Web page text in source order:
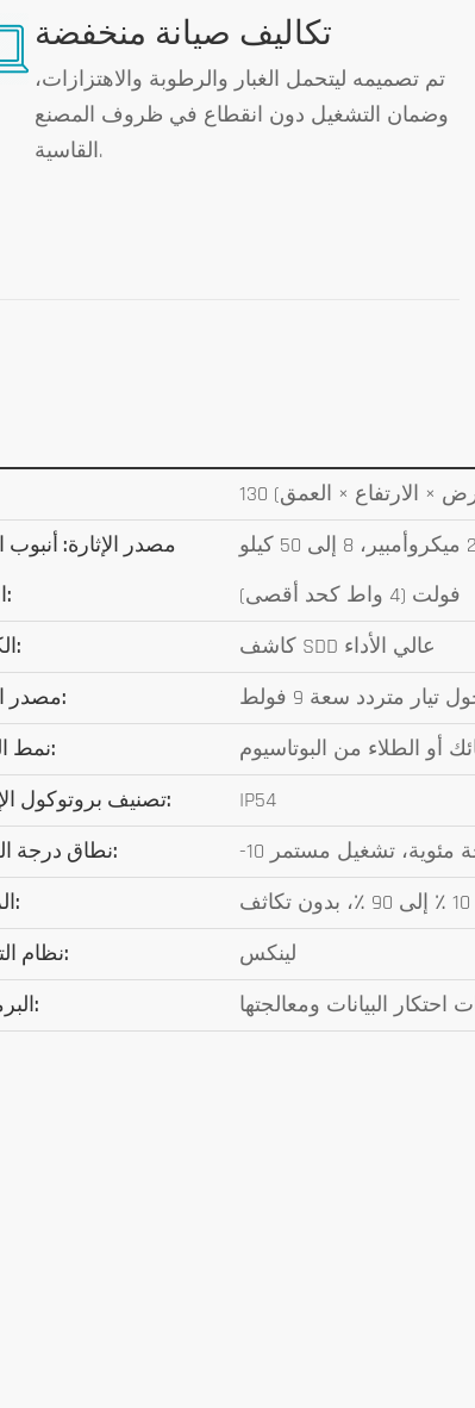
تكاليف صيانة منخفضة
تم تصميمه ليتحمل الغبار والرطوبة والاهتزازات،
وضمان التشغيل دون انقطاع في ظروف المصنع
القاسية.
مصدر الإثارة: أنبوب
السينية:
أنود روديوم أو تنغستن مستهدف (محسن للاستخدام)، 5 إلى 200 ميكروأمبير، 8 إلى 50 كيلو
فولت (4 واط كحد أقصى)
الكاشف:
كاشف SDD عالي الأداء
مصدر الطاقة:
تيار متردد سعة 9 فولط
نمط التحليل:
تصنيف بروتوكول الإنترنت:
IP54
نطاق درجة الحرارة:
الرطوبة:
نظام التشغيل:
لينكس
البرمجيات:
البيانات ومعالجتها